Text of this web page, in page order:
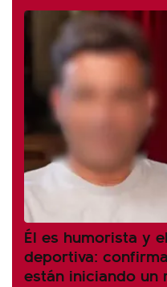
Él es humorista y
deportiva:
están iniciando un